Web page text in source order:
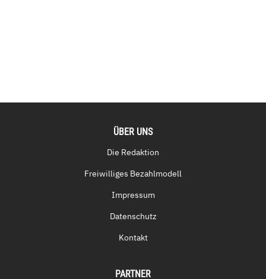
ÜBER UNS
Die Redaktion
Freiwilliges Bezahlmodell
Impressum
Datenschutz
Kontakt
PARTNER